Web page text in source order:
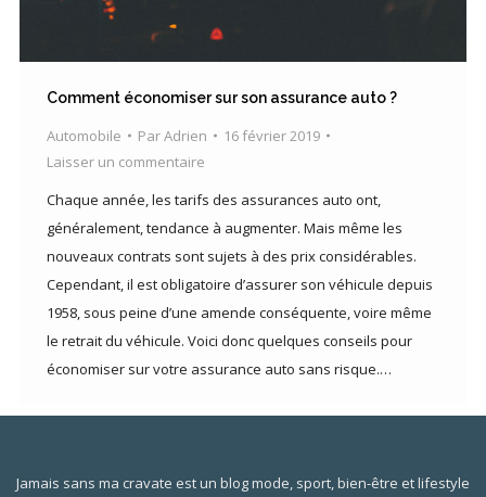
Comment économiser sur son assurance auto ?
Automobile ParAdrien
16 février 2019
Laisser un commentaire
Chaque année, les tarifs des assurances auto ont,
généralement, tendance à augmenter. Mais même les
nouveaux contrats sont sujets à des prix considérables.
Cependant, il est obligatoire d’assurer son véhicule depuis
1958, sous peine d’une amende conséquente, voire même
le retrait du véhicule. Voici donc quelques conseils pour
économiser sur votre assurance auto sans risque.…
Jamais sans ma cravate est un blog mode, sport, bien-être et lifestyle